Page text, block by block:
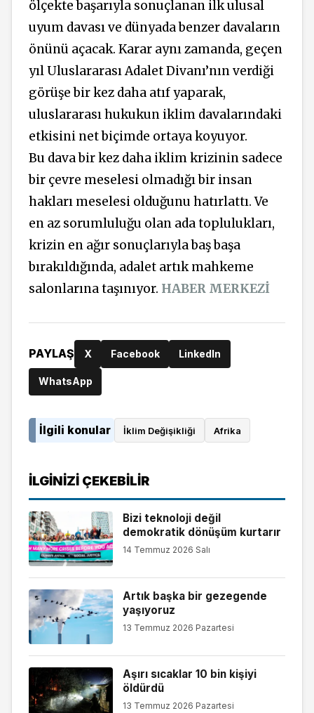
ölçekte başarıyla sonuçlanan ilk ulusal
uyum davası ve dünyada benzer davaların
önünü açacak. Karar aynı zamanda, geçen
yıl Uluslararası Adalet Divanı’nın verdiği
görüşe bir kez daha atıf yaparak,
uluslararası hukukun iklim davalarındaki
etkisini net biçimde ortaya koyuyor.
Bu dava bir kez daha iklim krizinin sadece
bir çevre meselesi olmadığı bir insan
hakları meselesi olduğunu hatırlattı. Ve
en az sorumluluğu olan ada toplulukları,
krizin en ağır sonuçlarıyla baş başa
bırakıldığında, adalet artık mahkeme
salonlarına taşınıyor. HABER MERKEZİ
PAYLAŞ X Facebook LinkedIn
WhatsApp
İlgili konular İklim Değişikliği Afrika
İLGINIZI ÇEKEBILIR
Bizi teknoloji değil
demokratik dönüşüm kurtarır
14 Temmuz 2026 Salı
Artık başka bir gezegende
yaşıyoruz
13 Temmuz 2026 Pazartesi
Aşırı sıcaklar 10 bin kişiyi
öldürdü
13 Temmuz 2026 Pazartesi